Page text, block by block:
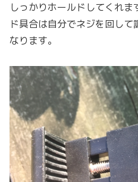
しっかりホールドしてくれ
ド具合は自分でネジを回し
なります。